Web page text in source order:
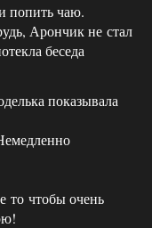
попить чаю.
Арончик не стал
беседа
показывала
то чтобы очень